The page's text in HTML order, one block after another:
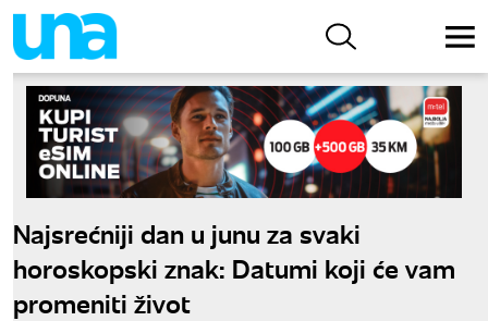
Najsrećniji dan u junu za svaki
horoskopski znak: Datumi koji će vam
promeniti život